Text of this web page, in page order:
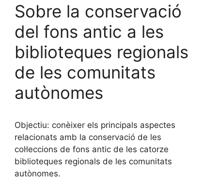
Sobre la conservació
del fons antic a les
biblioteques regionals
de les comunitats
autònomes
Objectiu: conèixer els principals aspectes
relacionats amb la conservació de les
col·leccions de fons antic de les catorze
biblioteques regionals de les comunitats
autònomes.